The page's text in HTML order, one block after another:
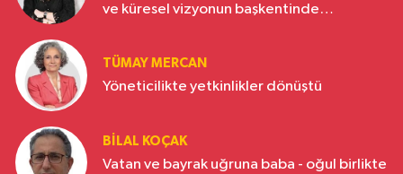
ve küresel vizyonun başkentinde
TÜMAY MERCAN
Yöneticilikte yetkinlikler dönüştü
BILAL KOÇAK
Vatan ve bayrak uğruna baba - oğul birlikte